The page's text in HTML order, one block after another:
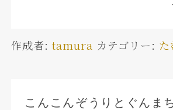
作成者: tamura カテゴリー:
こんこんぞうりとぐんま